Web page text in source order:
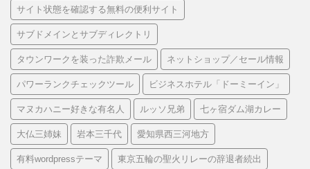
サイト状態を確認する無料の便利サイト
サブドメインとサブディレクトリ
タウンワークを装った詐欺メール ネットショップ／セール情報
パワーランクチェックツール ビジネスホテル「ドーミーイン」
マヌカハニー好きな有名人 ルッソ兄弟 七ヶ宿ダム湖カレー
大仏三姉妹 岩本三千代 愛知県西三河地方
有料wordpressテーマ 東京五輪の聖火リレーの辞退者続出